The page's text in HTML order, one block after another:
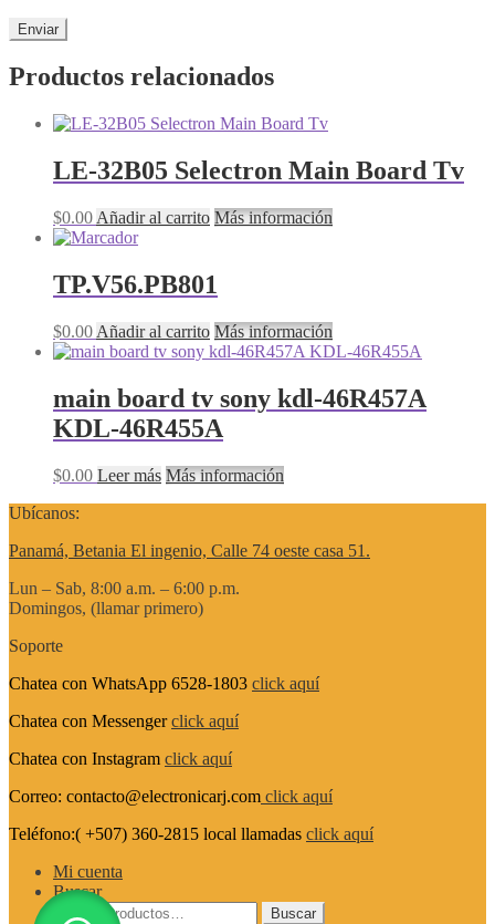
Productos relacionados
LE-32B05 Selectron Main Board Tv
$0.00 Añadir al carrito Más información
TP.V56.PB801
$0.00 Añadir al carrito Más información
main board tv sony kdl-46R457A
KDL-46R455A
$0.00 Leer más Más información
Ubícanos:
Panamá, Betania El ingenio, Calle 74 oeste casa 51.
Lun – Sab, 8:00 a.m. – 6:00 p.m.
Domingos, (llamar primero)
Soporte
Chatea con WhatsApp 6528-1803 click aquí
Chatea con Messengerclick aquí
Chatea con Instagram click aquí
Correo: contacto@electronicarj.com click aquí
Teléfono:( +507) 360-2815 local llamadas click aquí
Mi cuenta
Buscar
Buscar